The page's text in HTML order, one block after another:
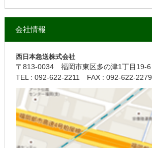
会社情報
西日本急送株式会社
〒813-0034福岡市東区多の津1丁目19-6
TEL : 092-622-2211 FAX : 092-622-2279